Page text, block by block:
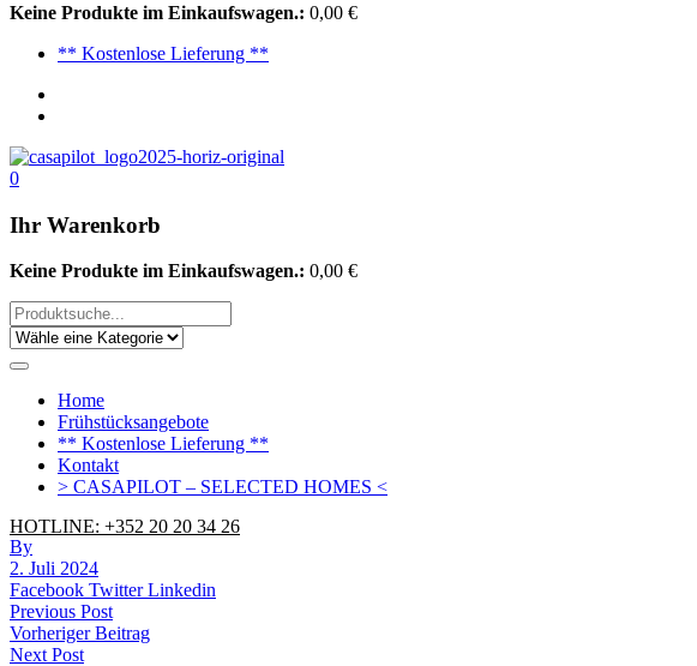
Keine Produkte im Einkaufswagen.: 0,00 €
** Kostenlose Lieferung **
0
Ihr Warenkorb
Keine Produkte im Einkaufswagen.: 0,00 €
Home
Frühstücksangebote
** Kostenlose Lieferung **
Kontakt
> CASAPILOT – SELECTED HOMES <
HOTLINE: +352 20 20 34 26
By
2. Juli 2024
Facebook TwitterLinkedin
Beitrags-
Navigation
Previous Post
Vorheriger Beitrag
Next Post